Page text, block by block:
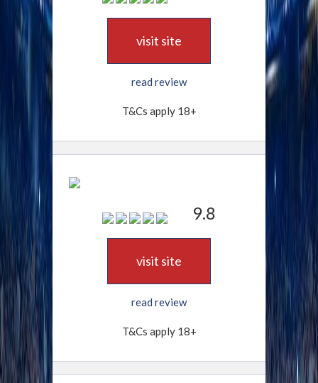
visit site
read review
T&Cs apply 18+
9.8
visit site
read review
T&Cs apply 18+